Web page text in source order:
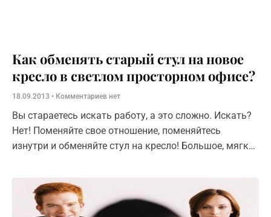
Как обменять старый стул на новое
кресло в светлом просторном офисе?
18.09.2013 Комментариев нет
Вы стараетесь искать работу, а это сложно. Искать?
Нет! Поменяйте свое отношение, поменяйтесь
изнутри и обменяйте стул на кресло! Большое, мягкое
рабочее место. Взамен